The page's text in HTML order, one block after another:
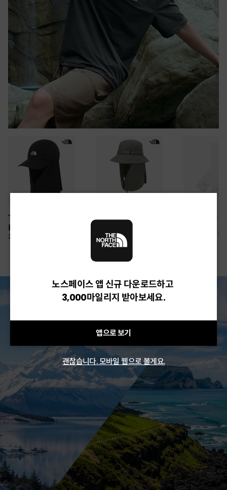
TNF LIGHT SHIELD
EX CAP
28%
CAMP WEBBING
SHIELD HAT
67,500 원
10% 26,100 원
여름 탈출 원정대
뉴질랜드 & 제주도 여행권 증정 찬스
노스페이스 앱 신규 다운로드하고
3,000마일리지 받아보세요.
앱으로 보기
괜찮습니다. 모바일 웹으로 볼게요.